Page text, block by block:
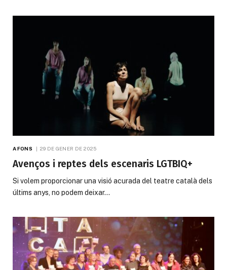
A FONS 29 DE GENER DE 2025
Avenços i reptes dels escenaris LGTBIQ+
Si volem proporcionar una visió acurada del teatre català dels
últims anys, no podem deixar…